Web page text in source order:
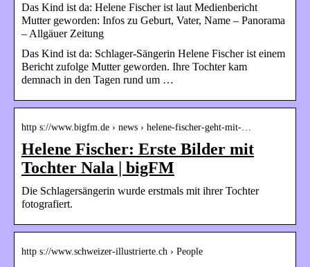
Das Kind ist da: Helene Fischer ist laut Medienbericht
Mutter geworden: Infos zu Geburt, Vater, Name – Panorama
– Allgäuer Zeitung
Das Kind ist da: Schlager-Sängerin Helene Fischer ist einem
Bericht zufolge Mutter geworden. Ihre Tochter kam
demnach in den Tagen rund um …
http s://www.bigfm.de › news › helene-fischer-geht-mit-…
Helene Fischer: Erste Bilder mit
Tochter Nala | bigFM
Die Schlagersängerin wurde erstmals mit ihrer Tochter
fotografiert.
http s://www.schweizer-illustrierte.ch › People